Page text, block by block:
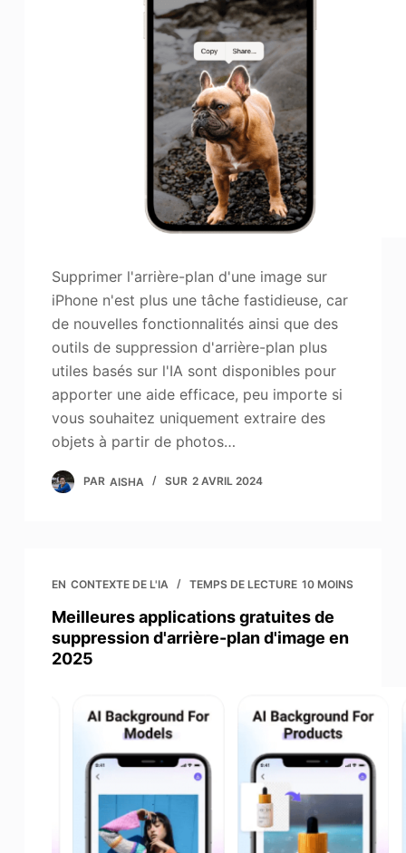
Supprimer l'arrière-plan d'une image sur
iPhone n'est plus une tâche fastidieuse, car
de nouvelles fonctionnalités ainsi que des
outils de suppression d'arrière-plan plus
utiles basés sur l'IA sont disponibles pour
apporter une aide efficace, peu importe si
vous souhaitez uniquement extraire des
objets à partir de photos…
PAR AISHA SUR 2 AVRIL 2024
EN CONTEXTE DE L'IA TEMPS DE LECTURE 10 MOINS
Meilleures applications gratuites de
suppression d'arrière-plan d'image en
2025